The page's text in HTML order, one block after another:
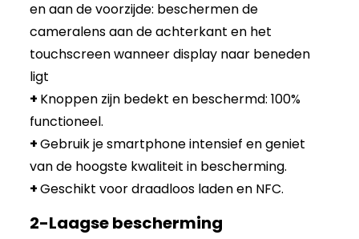
en aan de voorzijde: beschermen de
cameralens aan de achterkant en het
touchscreen wanneer display naar beneden
ligt
+ Knoppen zijn bedekt en beschermd: 100%
functioneel.
+Gebruik je smartphone intensief en geniet
van de hoogste kwaliteit in bescherming.
+Geschikt voor draadloos laden en NFC.
2-Laagse bescherming